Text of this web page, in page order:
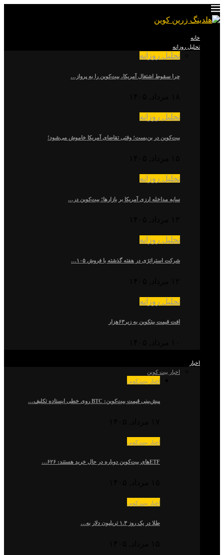
خانه
تحلیل روزانه
تحلیل روزانه
چرا سقوط اشتغال آمریکا، بیت‌کوین را به پرواز…
تحلیل روزانه
بیت‌کوین در بن‌بست؛ وقتی تقاضای آمریکا خاموش می‌شود!
تحلیل روزانه
سایه مداخله ارزی آمریکا بر بازارها؛ بیت‌کوین در…
تحلیل روزانه
شرکت استراتژی در هفته گذشته با فروش ۱۰۵…
تحلیل روزانه
افت قیمت بیتکوین به زیر۶۳هزار
اخبار
اخبار بیت کوین
اخبار بیت کوین
پیش‌بینی قیمت بیت‌کوین: BTC روی خطی ایستاده تکلیف…
اخبار بیت کوین
ETFهای بیت‌کوین دوباره در حال خرید هستند: ۶۲۶…
اخبار بیت کوین
طلا در یک روز ۱.۳ تریلیون دلار به…